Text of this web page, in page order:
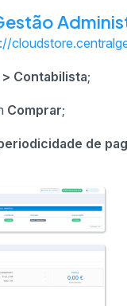
Contabilista;
Comprar;
de